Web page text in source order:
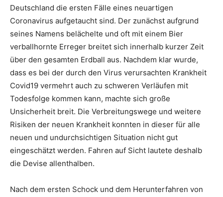
Deutschland die ersten Fälle eines neuartigen
Coronavirus aufgetaucht sind. Der zunächst aufgrund
seines Namens belächelte und oft mit einem Bier
verballhornte Erreger breitet sich innerhalb kurzer Zeit
über den gesamten Erdball aus. Nachdem klar wurde,
dass es bei der durch den Virus verursachten Krankheit
Covid19 vermehrt auch zu schweren Verläufen mit
Todesfolge kommen kann, machte sich große
Unsicherheit breit. Die Verbreitungswege und weitere
Risiken der neuen Krankheit konnten in dieser für alle
neuen und undurchsichtigen Situation nicht gut
eingeschätzt werden. Fahren auf Sicht lautete deshalb
die Devise allenthalben.
Nach dem ersten Schock und dem Herunterfahren von